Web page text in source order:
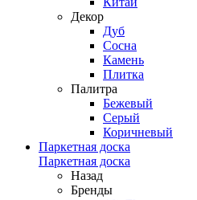
Декор
Дуб
Сосна
Камень
Плитка
Палитра
Бежевый
Серый
Коричневый
Паркетная доска
Паркетная доска
Назад
Бренды